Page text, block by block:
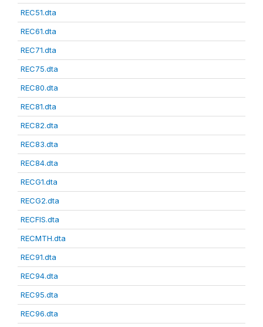
REC51.dta
REC61.dta
REC71.dta
REC75.dta
REC80.dta
REC81.dta
REC82.dta
REC83.dta
REC84.dta
RECG1.dta
RECG2.dta
RECFIS.dta
RECMTH.dta
REC91.dta
REC94.dta
REC95.dta
REC96.dta